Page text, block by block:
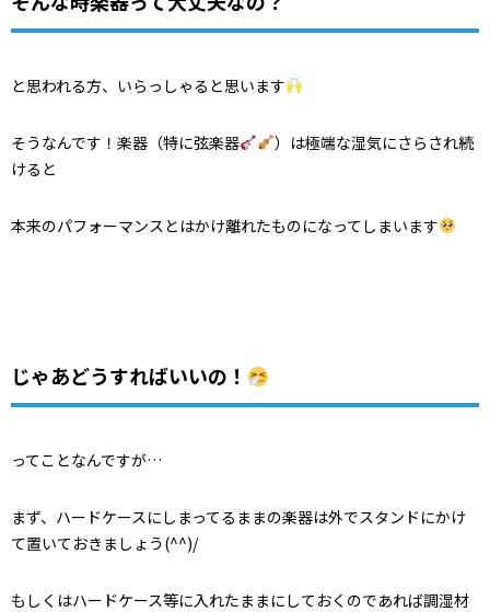
と思われる方、いらっしゃると思います
そうなんです！楽器（特に弦楽器
）は極端な湿気にさらされ続
けると
本来のパフォーマンスとはかけ離れたものになってしまいます
じゃあどうすればいいの！
ってことなんですが…
まず、ハードケースにしまってるままの楽器は外でスタンドにかけ
て置いておきましょう(^^)/
もしくはハードケース等に入れたままにしておくのであれば調湿材